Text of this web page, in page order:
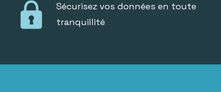
Sécurisez vos données en toute
tranquillité